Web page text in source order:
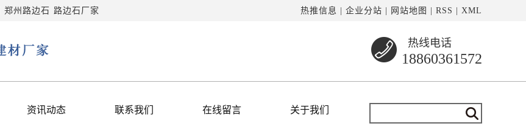
郑州路边石 路边石厂家 热推信息 企业分站 网站地图 RSS XML
热线电话
18860361572
资讯动态 联系我们 在线留言 关于我们